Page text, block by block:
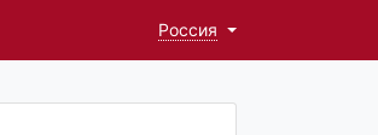
Россия